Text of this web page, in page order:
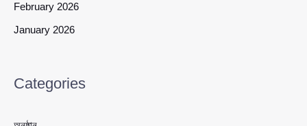
February 2026
January 2026
Categories